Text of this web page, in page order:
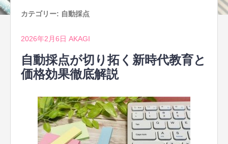
カテゴリー: 自動採点
2026年2月6日 AKAGI
自動採点が切り拓く新時代教育と
価格効果徹底解説